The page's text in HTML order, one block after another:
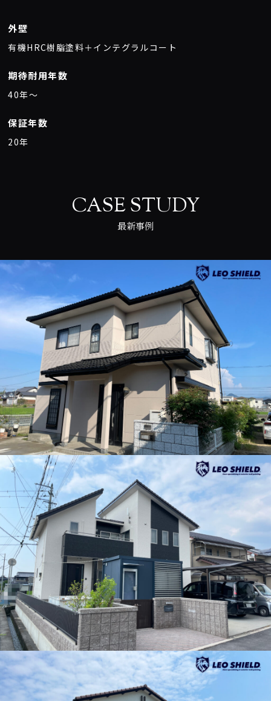
外壁
有機HRC樹脂塗料＋インテグラルコート
期待耐用年数
40年〜
保証年数
20年
CASE STUDY
最新事例